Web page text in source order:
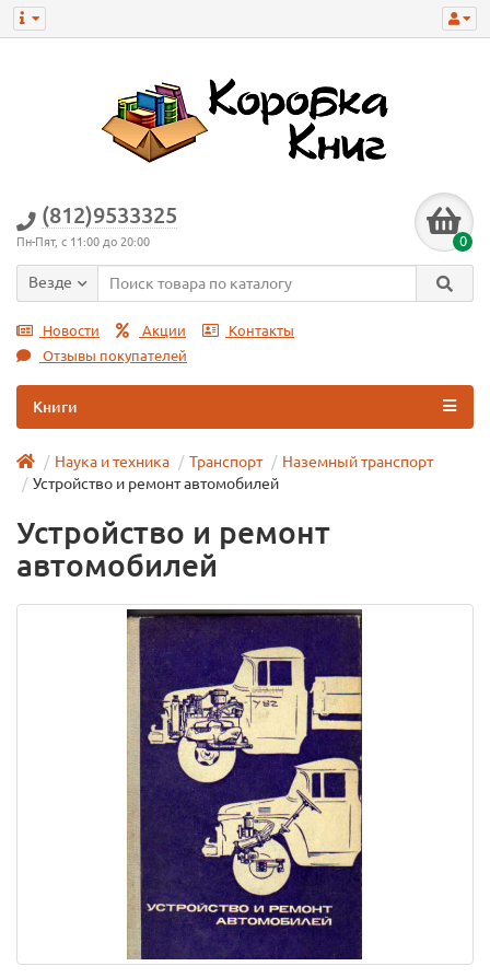
(812)9533325
Пн-Пят, с 11:00 до 20:00 0
Везде
Новости Акции
Контакты
Отзывы покупателей
Книги
Наука и техника Транспорт
Наземный транспорт
Устройство и ремонт автомобилей
Устройство и ремонт
автомобилей